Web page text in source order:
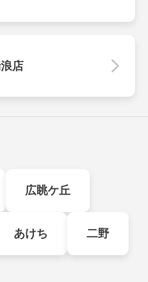
店
広眺ケ丘
あけち 二野